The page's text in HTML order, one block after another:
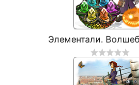
Элементали.